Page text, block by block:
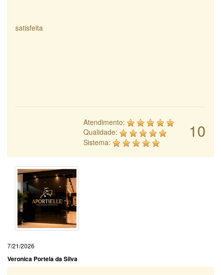
satisfeita
10
Atendimento:
Qualidade:
Sistema:
7/21/2026
Veronica Portela da Silva